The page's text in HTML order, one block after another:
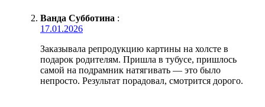
Ванда Субботина :
17.01.2026
Заказывала репродукцию картины на холсте в
подарок родителям. Пришла в тубусе, пришлось
самой на подрамник натягивать — это было
непросто. Результат порадовал, смотрится дорого.